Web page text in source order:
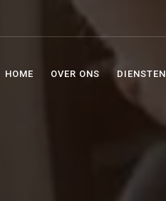
HOME OVER ONS DIENSTEN